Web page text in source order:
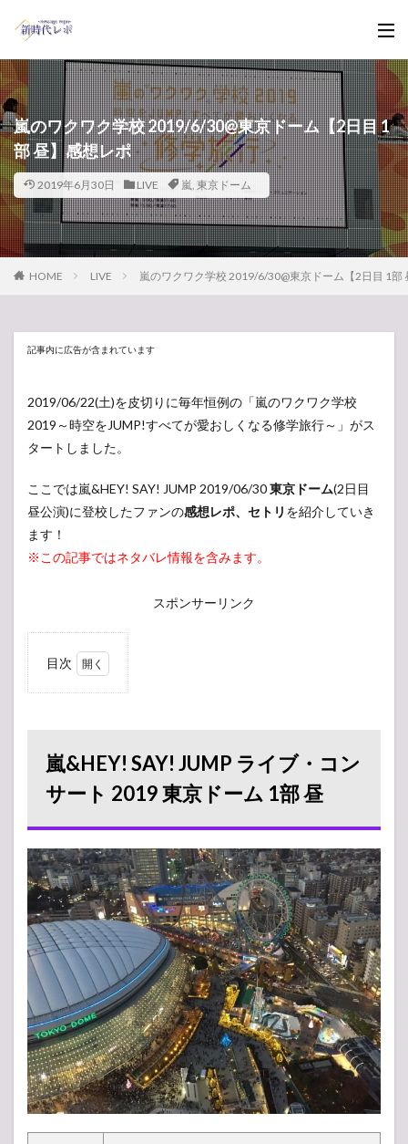
嵐のワクワク学校 2019/6/30@東京ドーム【2日目 1
部 昼】感想レポ
2019年6月30日 LIVE 嵐, 東京ドーム
HOME LIVE 嵐のワクワク学校 2019/6/30@東京ドーム【2日目 1部
記事内に広告が含まれています
2019/06/22(土)を皮切りに毎年恒例の「嵐のワクワク学校
2019～時空をJUMP!すべてが愛おしくなる修学旅行～」がス
タートしました。
ここでは嵐&HEY! SAY! JUMP 2019/06/30東京ドーム(2日目
昼公演)に登校したファンの感想レポ、セトリ を紹介していき
ます！
※この記事ではネタバレ情報を含みます。
スポンサーリンク
目次
JUMP
ライ
ブ・コ
ンサー
東京ド
ーム 1
部 昼
1.1
現
地・
会場
の様
子
1.2
ライ
ブレ
ポ
（感
想）
嵐&HEY! SAY! JUMP ライブ・コン
サート 2019 東京ドーム 1部 昼